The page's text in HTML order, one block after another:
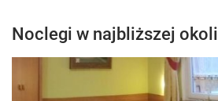
Noclegi w najbliższej